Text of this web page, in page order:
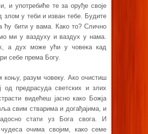
и употребиће те за оруђе своје
злом у теби и изван тебе. Будите
ћу бити у вама. Како то? Слично
ми у ваздуху и ваздух у нама.
а дух може ући у човека кад
себе према Богу.
разум човеку. Ако очистиш
од предрасуда светских и злих
видећеш јасно како Божја
свим стварима и догађајима, и
стати уз Бога свога. И
очима својим, како семе